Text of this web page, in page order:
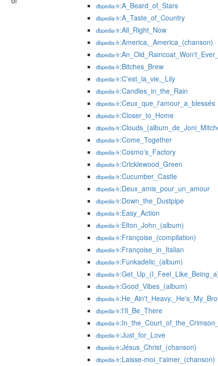
dbpedia-fr:A_Beard_of_Stars
dbpedia-fr:A_Taste_of_Country
dbpedia-fr:All_Right_Now
dbpedia-fr:America,_America_(chanson)
dbpedia-fr
dbpedia-fr:Bitches_Brew
dbpedia-fr:C'est_la_vie,_Lily
dbpedia-fr:Candles_in_the_Rain
dbpedia-fr:Ceux_que_l'amour_a_blessés
dbpedia-fr:Closer_to_Home
dbpedia-fr
dbpedia-fr:Come_Together
dbpedia-fr:Cosmo's_Factory
dbpedia-fr:Cricklewood_Green
dbpedia-fr:Cucumber_Castle
dbpedia-fr:Deux_amis_pour_un_amour
dbpedia-fr:Down_the_Dustpipe
dbpedia-fr:Easy_Action
dbpedia-fr:Elton_John_(album)
dbpedia-fr:Françoise_(compilation)
dbpedia-fr:Françoise_in_Italian
dbpedia-fr:Funkadelic_(album)
dbpedia-fr
dbpedia-fr:Good_Vibes_(album)
dbpedia-fr
dbpedia-fr:I'll_Be_There
dbpedia-fr
dbpedia-fr:Just_for_Love
dbpedia-fr:Jésus_Christ_(chanson)
dbpedia-fr:Laisse-moi_t'aimer_(chanson)